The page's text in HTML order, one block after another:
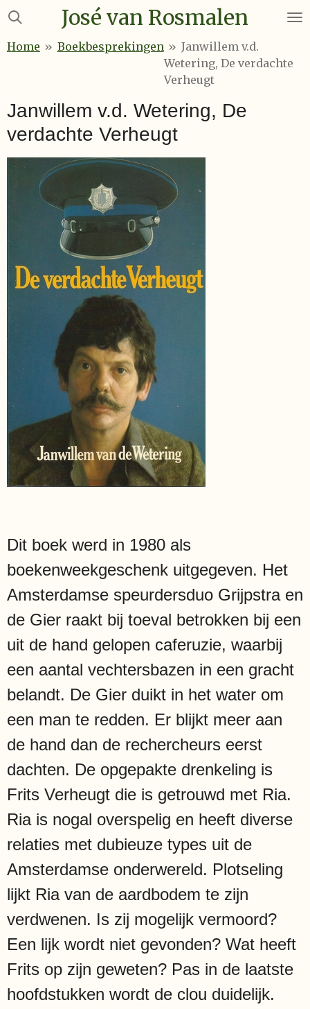
Ga
naar
José van Rosmalen
Home » Boekbesprekingen » Janwillem v.d.
Wetering, De verdachte
Verheugt
Janwillem v.d. Wetering, De
verdachte Verheugt
Dit boek werd in 1980 als
boekenweekgeschenk uitgegeven. Het
Amsterdamse speurdersduo Grijpstra en
de Gier raakt bij toeval betrokken bij een
uit de hand gelopen caferuzie, waarbij
een aantal vechtersbazen in een gracht
belandt. De Gier duikt in het water om
een man te redden. Er blijkt meer aan
de hand dan de rechercheurs eerst
dachten. De opgepakte drenkeling is
Frits Verheugt die is getrouwd met Ria.
Ria is nogal overspelig en heeft diverse
relaties met dubieuze types uit de
Amsterdamse onderwereld. Plotseling
lijkt Ria van de aardbodem te zijn
verdwenen. Is zij mogelijk vermoord?
Een lijk wordt niet gevonden? Wat heeft
Frits op zijn geweten? Pas in de laatste
hoofdstukken wordt de clou duidelijk.